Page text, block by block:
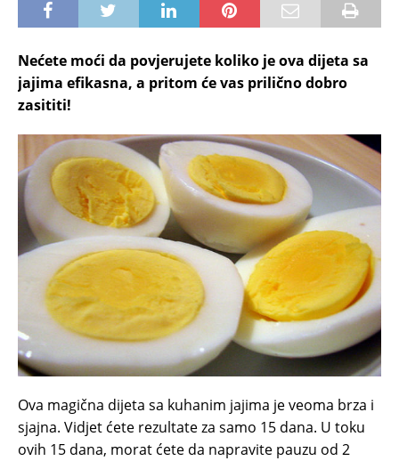
Nećete moći da povjerujete koliko je ova dijeta sa
jajima efikasna, a pritom će vas prilično dobro
zasititi!
Ova magična dijeta sa kuhanim jajima je veoma brza i
sjajna. Vidjet ćete rezultate za samo 15 dana. U toku
ovih 15 dana, morat ćete da napravite pauzu od 2